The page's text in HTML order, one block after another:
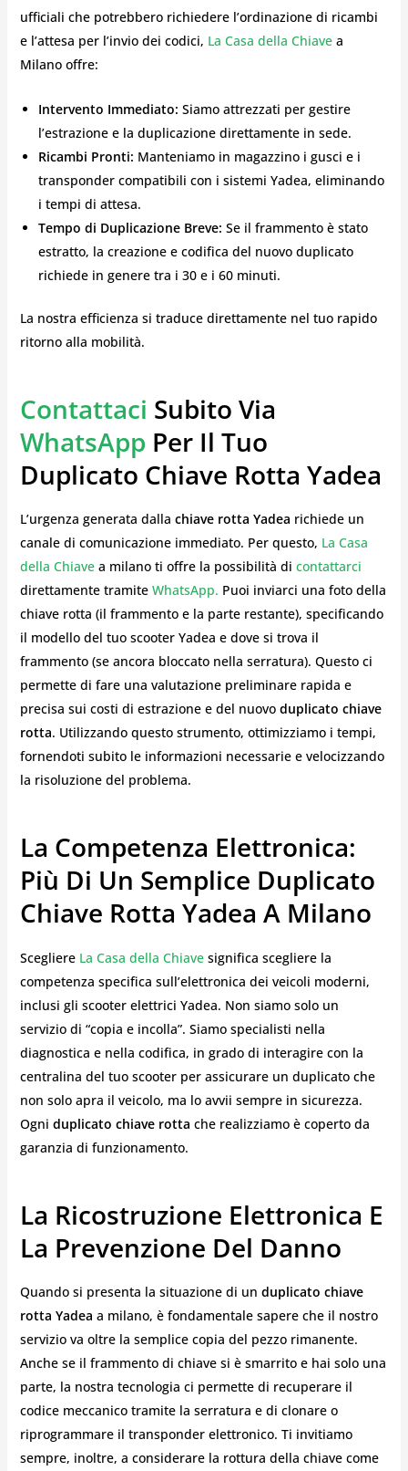
ufficiali che potrebbero richiedere l’ordinazione di ricambi
e l’attesa per l’invio dei codici, La Casa della Chiavea
Milano offre:
Intervento Immediato: Siamo attrezzati per gestire
l’estrazione e la duplicazione direttamente in sede.
Ricambi Pronti: Manteniamo in magazzino i gusci e i
transponder compatibili con i sistemi Yadea, eliminando
i tempi di attesa.
Tempo di Duplicazione Breve: Se il frammento è stato
estratto, la creazione e codifica del nuovo duplicato
richiede in genere tra i 30 e i 60 minuti.
La nostra efficienza si traduce direttamente nel tuo rapido
ritorno alla mobilità.
Contattaci Subito Via
WhatsApp Per Il Tuo
Duplicato Chiave Rotta Yadea
L’urgenza generata dalla chiave rotta Yadea richiede un
canale di comunicazione immediato. Per questo, La Casa
della Chiavea milano ti offre la possibilità di contattarci
direttamente tramite WhatsApp. Puoi inviarci una foto della
chiave rotta (il frammento e la parte restante), specificando
il modello del tuo scooter Yadea e dove si trova il
frammento (se ancora bloccato nella serratura). Questo ci
permette di fare una valutazione preliminare rapida e
precisa sui costi di estrazione e del nuovo duplicato chiave
rotta. Utilizzando questo strumento, ottimizziamo i tempi,
fornendoti subito le informazioni necessarie e velocizzando
la risoluzione del problema.
La Competenza Elettronica:
Più Di Un Semplice Duplicato
Chiave Rotta Yadea A Milano
Scegliere La Casa della Chiavesignifica scegliere la
competenza specifica sull’elettronica dei veicoli moderni,
inclusi gli scooter elettrici Yadea. Non siamo solo un
servizio di “copia e incolla”. Siamo specialisti nella
diagnostica e nella codifica, in grado di interagire con la
centralina del tuo scooter per assicurare un duplicato che
non solo apra il veicolo, ma lo avvii sempre in sicurezza.
Ogni duplicato chiave rotta che realizziamo è coperto da
garanzia di funzionamento.
La Ricostruzione Elettronica E
La Prevenzione Del Danno
Quando si presenta la situazione di un duplicato chiave
rotta Yadea a milano, è fondamentale sapere che il nostro
servizio va oltre la semplice copia del pezzo rimanente.
Anche se il frammento di chiave si è smarrito e hai solo una
parte, la nostra tecnologia ci permette di recuperare il
codice meccanico tramite la serratura e di clonare o
riprogrammare il transponder elettronico. Ti invitiamo
sempre, inoltre, a considerare la rottura della chiave come